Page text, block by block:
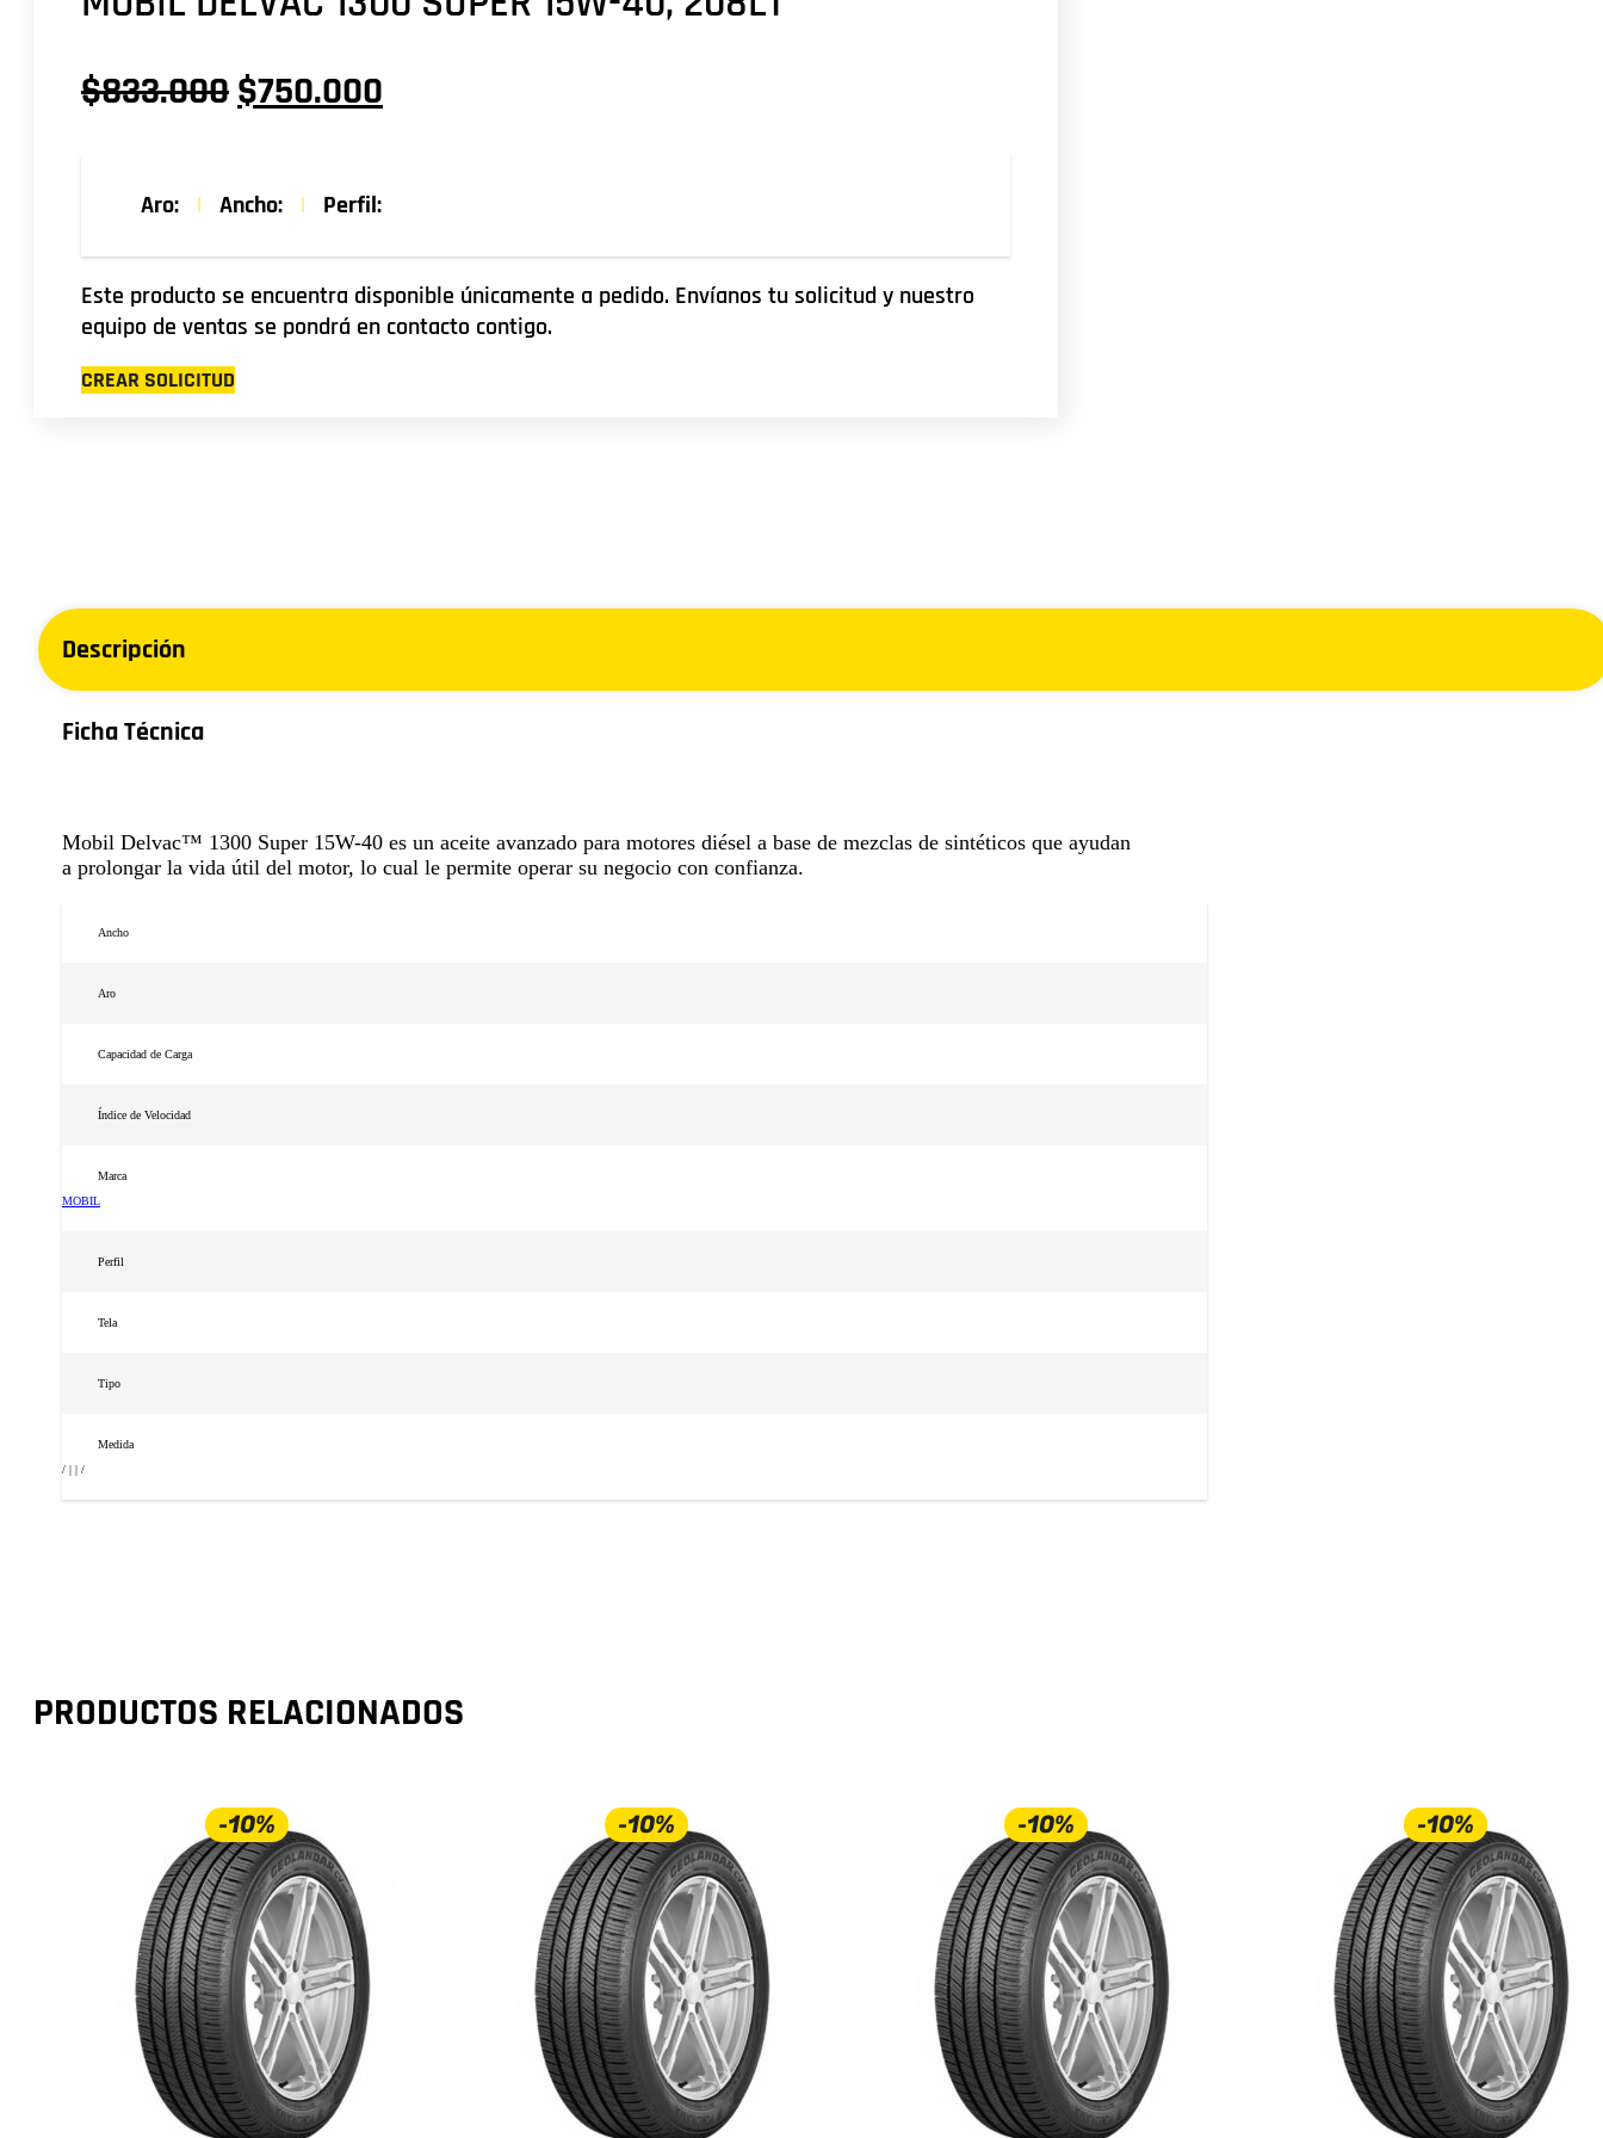
$833.000El
original
$833.000.
$750.000
$750.000.
Aro: | Ancho: | Perfil:
Este producto se encuentra disponible únicamente a pedido. Envíanos tu solicitud y nuestro
equipo de ventas se pondrá en contacto contigo.
CREAR SOLICITUD
Descripción
Ficha Técnica
Mobil Delvac™ 1300 Super 15W-40 es un aceite avanzado para motores diésel a base de mezclas de sintéticos que ayudan
a prolongar la vida útil del motor, lo cual le permite operar su negocio con confianza.
Ancho
Aro
Capacidad de Carga
Índice de Velocidad
Marca
MOBIL
Perfil
Tela
Tipo
Medida
/ | | /
PRODUCTOS RELACIONADOS
-10% -10% -10% -10%